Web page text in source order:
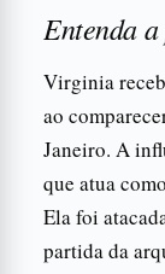
Entenda
Virginia
ao
Janeiro. A
que atua
Ela foi
partida da